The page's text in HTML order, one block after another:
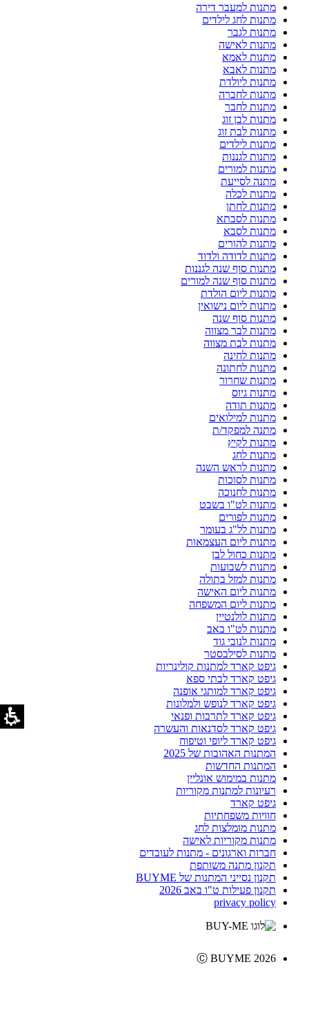
מתנות למעבר דירה
מתנות לחג לילדים
מתנות לגבר
מתנות לאישה
מתנות לאמא
מתנות לאבא
מתנות ליולדת
מתנות לחברה
מתנות לחבר
מתנות לבן זוג
מתנות לבת זוג
מתנות לילדים
מתנות לגננות
מתנות למורים
מתנה לסייעת
מתנות לכלה
מתנות לחתן
מתנות לסבתא
מתנות לסבא
מתנות להורים
מתנות לדודה ולדוד
מתנות סוף שנה לגננות
מתנות סוף שנה למורים
מתנות ליום הולדת
מתנות ליום נישואין
מתנות סוף שנה
מתנות לבר מצווה
מתנות לבת מצווה
מתנות לחינה
מתנות לחתונה
מתנות שחרור
מתנות גיוס
מתנות תודה
מתנות למילואים
מתנה למפקד/ת
מתנות לקיץ
מתנות לחג
מתנות לראש השנה
מתנות לסוכות
מתנות לחנוכה
מתנות לט"ו בשבט
מתנות לפורים
מתנות לל"ג בעומר
מתנות ליום העצמאות
מתנות כחול לבן
מתנות לשבועות
מתנות למזל בתולה
מתנות ליום האישה
מתנות ליום המשפחה
מתנות לולנטיין
מתנות לט"ו באב
מתנות לנובי גוד
מתנות לסילבסטר
גיפט קארד למתנות קולינריות
גיפט קארד לבתי ספא
גיפט קארד למותגי אופנה
גיפט קארד לנופש ולמלונות
גיפט קארד לתרבות ופנאי
גיפט קארד לסדנאות והעשרה
גיפט קארד ליופי וטיפוח
המתנות האהובות של 2025
המתנות החדשות
מתנות במימוש אונליין
רעיונות למתנות מקוריות
גיפט קארד
חוויות משפחתיות
מתנות מומלצות לחג
מתנות מקוריות לאישה
חברות וארגונים - מתנות לעובדים
תקנון מתנה משותפת
תקנון נסייני המתנות של BUYME
תקנון פעילות ט"ו באב 2026
privacy policy
Ⓒ BUYME 2026